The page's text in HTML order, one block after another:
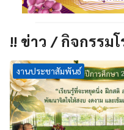
!! ข่าว / กิจกรรมโ
งานประชาสัมพันธ์